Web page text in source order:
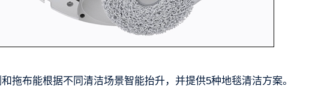
拖布能根据不同清洁场景智能抬升，并提供5种地毯清洁方案。